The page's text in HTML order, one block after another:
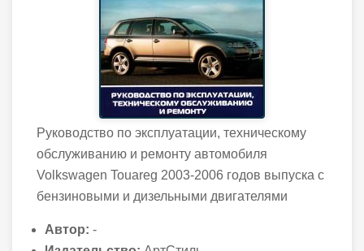
Руководство по эксплуатации, техническому
обслуживанию и ремонту автомобиля
Volkswagen Touareg 2003-2006 годов выпуска с
бензиновыми и дизельными двигателями
Автор: -